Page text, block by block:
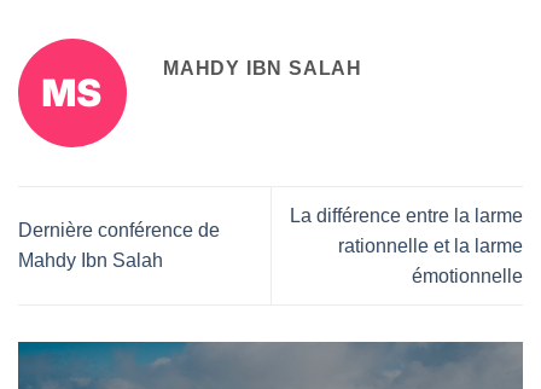
MAHDY IBN SALAH
Dernière conférence de
Mahdy Ibn Salah
La différence entre la larme
rationnelle et la larme
émotionnelle